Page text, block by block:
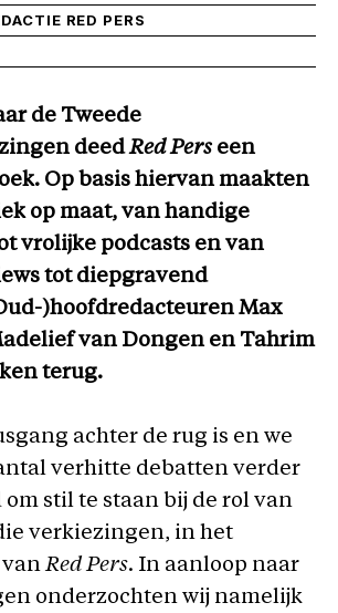
RED PERS
de Tweede
deedRed Pers een
Op basis hiervan maakten
op maat, van handige
vrolijke podcasts en van
tot diepgravend
)hoofdredacteuren Max
van Dongen en Tahrim
terug.
achter de rug is en we
verhitte debatten verder
om stil te staan bij de rol van
verkiezingen, in het
vanRed Pers. In aanloop naar
onderzochten wij namelijk